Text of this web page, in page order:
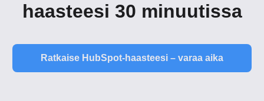
haasteesi 30 minuutissa
Ratkaise HubSpot-haasteesi – varaa aika